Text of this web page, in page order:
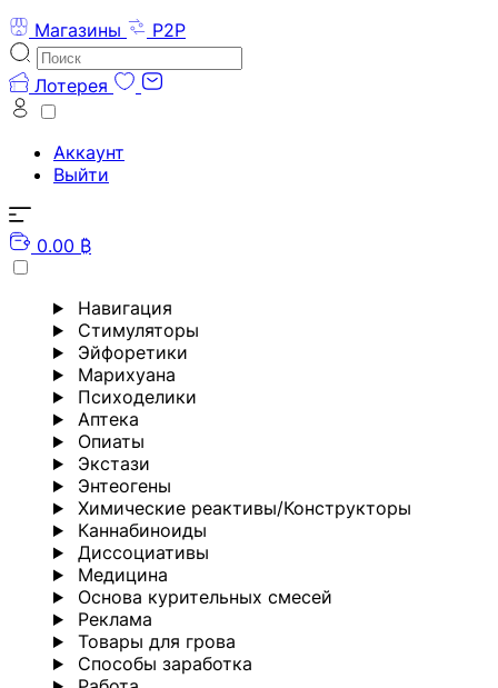
Магазины
P2P
Лотерея
Аккаунт
Выйти
0.00 ₿
Навигация
Стимуляторы
Эйфоретики
Марихуана
Психоделики
Аптека
Опиаты
Экстази
Энтеогены
Химические реактивы/Конструкторы
Каннабиноиды
Диссоциативы
Медицина
Основа курительных смесей
Реклама
Товары для грова
Способы заработка